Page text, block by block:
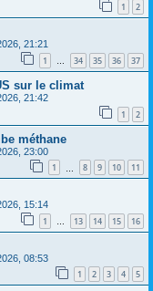
1 2
21:21
1 … 34 35 36 37
sur le climat
21:42
1 2
méthane
23:00
1 8 9 10 11
15:14
1 … 13 14 15 16
08:53
1 2 3 4 5